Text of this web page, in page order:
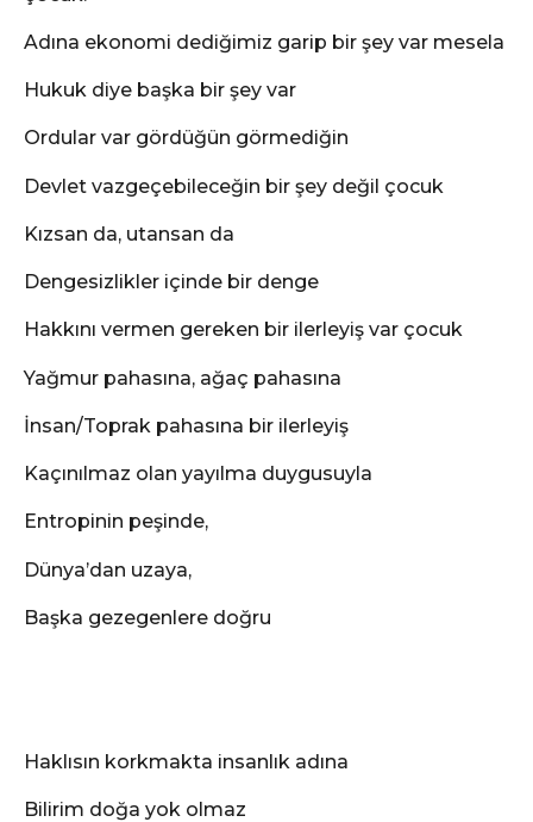
Adına ekonomi dediğimiz garip bir şey var mesela
Hukuk diye başka bir şey var
Ordular var gördüğün görmediğin
Devlet vazgeçebileceğin bir şey değil çocuk
Kızsan da, utansan da
Dengesizlikler içinde bir denge
Hakkını vermen gereken bir ilerleyiş var çocuk
Yağmur pahasına, ağaç pahasına
İnsan/Toprak pahasına bir ilerleyiş
Kaçınılmaz olan yayılma duygusuyla
Entropinin peşinde,
Dünya’dan uzaya,
Başka gezegenlere doğru
Haklısın korkmakta insanlık adına
Bilirim doğa yok olmaz